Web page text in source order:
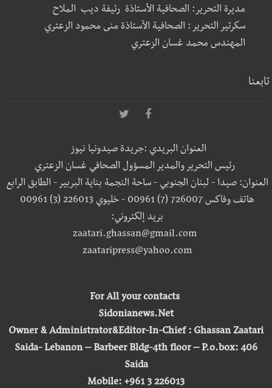
مديرة التحرير: الصحافية الأستاذة رئيفة ديب الملاح
سكرتير التحرير : الصحافية الأستاذة منى محمود الزعتري
المهندس محمد غسان الزعتري
تابعنا
العنوان البريدي :جريدة صيدونيا نيوز
رئيس التحرير والمدير المسؤول الصحافي غسان الزعتري
العنوان: صيدا - لبنان الجنوبي - ساحة النجمة بناية البربير - الطابق الرابع
هاتف وفاكس 726007 (7) 00961 - خليوي 226013 (3) 00961
بريد إلكتروني:
zaatari.ghassan@gmail.com
zaataripress@yahoo.com
For All your contacts
Sidonianews.Net
Owner & Administrator&Editor-In-Chief : Ghassan Zaatari
Saida- Lebanon – Barbeer Bldg-4th floor – P.o.box: 406
Saida
Mobile: +961 3 226013